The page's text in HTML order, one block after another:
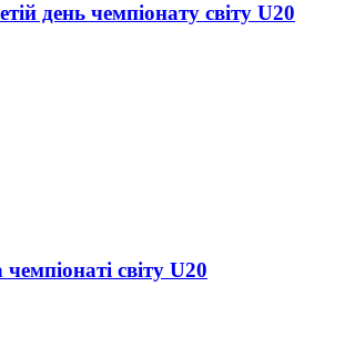
день чемпіонату світу U20
світу U20